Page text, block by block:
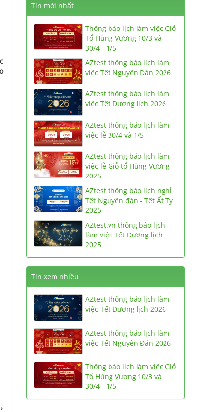
Tin mới nhất
Thông báo lịch làm việc Giỗ
Tổ Hùng Vương 10/3 và
30/4 - 1/5
AZtest thông báo lịch làm
việc Tết Nguyên Đán 2026
AZtest thông báo lịch làm
việc Tết Dương lịch 2026
AZtest thông báo lịch làm
việc lễ 30/4 và 1/5
AZtest thông báo lịch làm
việc lễ Giỗ tổ Hùng Vương
2025
AZtest thông báo lịch nghỉ
Tết Nguyên đán - Tết Ất Tỵ
2025
AZtest.vn thông báo lịch
làm việc Tết Dương lịch
2025
Tin xem nhiều
AZtest thông báo lịch làm
việc Tết Dương lịch 2026
AZtest thông báo lịch làm
việc Tết Nguyên Đán 2026
Thông báo lịch làm việc Giỗ
Tổ Hùng Vương 10/3 và
30/4 - 1/5